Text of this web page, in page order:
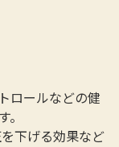
ロールなどの健
下げる効果など